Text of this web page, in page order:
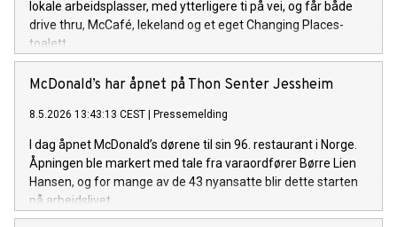
lokale arbeidsplasser, med ytterligere ti på vei, og får både
drive thru, McCafé, lekeland og et eget Changing Places-
toalett.
McDonald’s har åpnet på Thon Senter Jessheim
8.5.2026 13:43:13 CEST Pressemelding
I dag åpnet McDonald’s dørene til sin 96. restaurant i Norge.
Åpningen ble markert med tale fra varaordfører Børre Lien
Hansen, og for mange av de 43 nyansatte blir dette starten
på arbeidslivet.